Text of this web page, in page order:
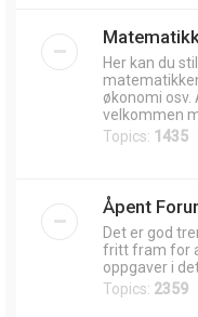
Her kan du
økonomi osv.
velkommen
Topics: 1435
Åpent
Det er god
fritt fram for
oppgaver i
Topics: 2359